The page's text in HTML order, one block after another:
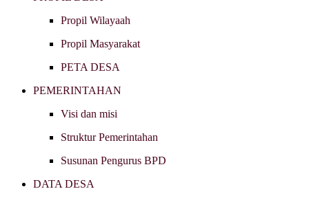
Propil Wilayaah
Propil Masyarakat
PETA DESA
PEMERINTAHAN
Visi dan misi
Struktur Pemerintahan
Susunan Pengurus BPD
DATA DESA